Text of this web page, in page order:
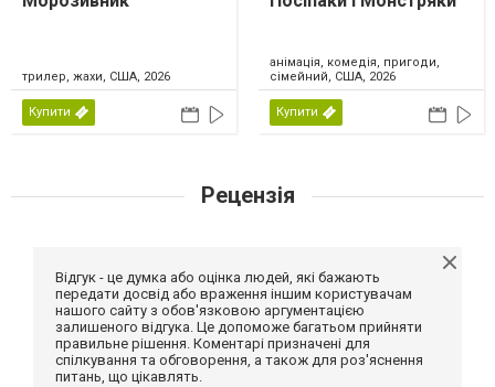
трилер, жахи, США, 2026
Купити
анімація, комедія, пригоди,
сімейний, США, 2026
Купити
Рецензія
Відгук - це думка або оцінка людей, які бажають
передати досвід або враження іншим користувачам
нашого сайту з обов'язковою аргументацією
залишеного відгука. Це допоможе багатьом прийняти
правильне рішення. Коментарі призначені для
спілкування та обговорення, а також для роз'яснення
питань, що цікавлять.